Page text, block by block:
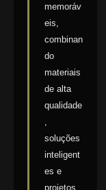
memoráv
eis,
combinan
do
materiais
de alta
qualidade
soluções
inteligent
es e
projetos